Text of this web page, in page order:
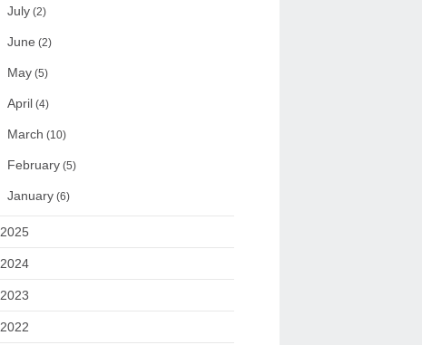
July (2)
June (2)
May (5)
April (4)
March (10)
February (5)
January (6)
2025
2024
2023
2022